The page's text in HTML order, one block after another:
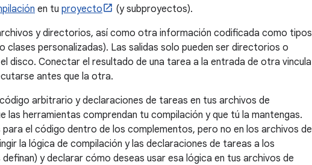
en tu proyecto
(y subproyectos).
y directorios, así como otra información codificada como tipos
clases personalizadas). Las salidas solo pueden ser directorios o
disco. Conectar el resultado de una tarea a la entrada de otra vincula
antes que la otra.
arbitrario y declaraciones de tareas en tus archivos de
las herramientas comprendan tu compilación y que tú la mantengas.
para el código dentro de los complementos, pero no en los archivos de
la lógica de compilación y las declaraciones de tareas a los
y declarar cómo deseas usar esa lógica en tus archivos de